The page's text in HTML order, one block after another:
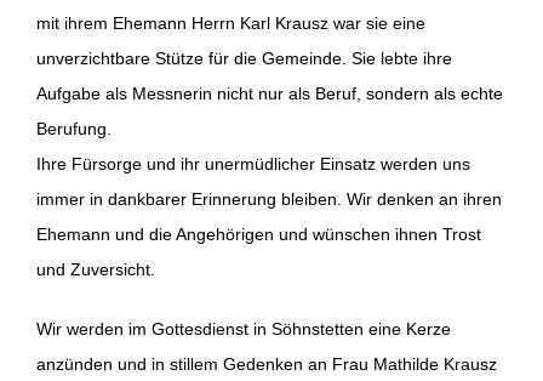
mit ihrem Ehemann Herrn Karl Krausz war sie eine
unverzichtbare Stütze für die Gemeinde. Sie lebte ihre
Aufgabe als Messnerin nicht nur als Beruf, sondern als echte
Berufung.
Ihre Fürsorge und ihr unermüdlicher Einsatz werden uns
immer in dankbarer Erinnerung bleiben. Wir denken an ihren
Ehemann und die Angehörigen und wünschen ihnen Trost
und Zuversicht.
Wir werden im Gottesdienst in Söhnstetten eine Kerze
anzünden und in stillem Gedenken an Frau Mathilde Krausz